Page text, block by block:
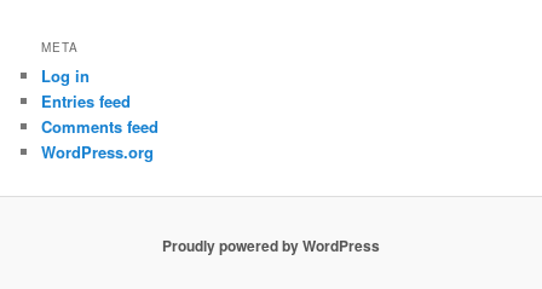
META
Log in
Entries feed
Comments feed
WordPress.org
Proudly powered by WordPress